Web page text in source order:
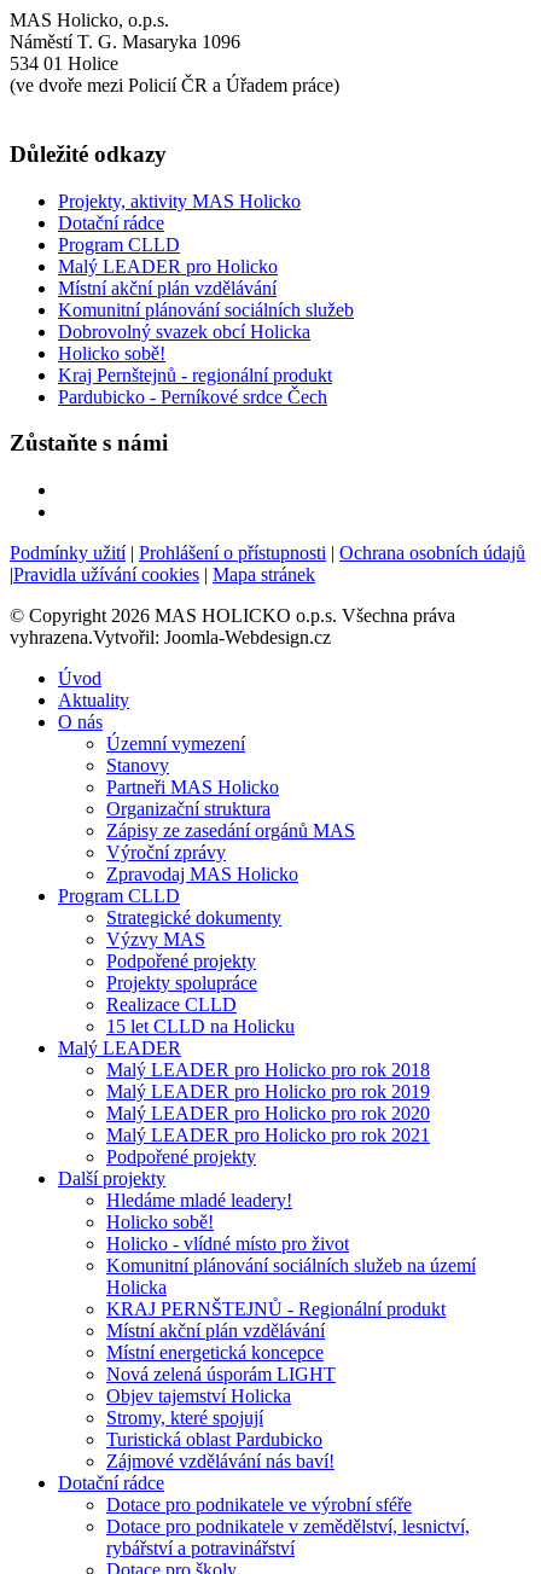
MAS Holicko, o.p.s.
Náměstí T. G. Masaryka 1096
534 01 Holice
(ve dvoře mezi Policií ČR a Úřadem práce)
Důležité odkazy
Projekty, aktivity MAS Holicko
Dotační rádce
Program CLLD
Malý LEADER pro Holicko
Místní akční plán vzdělávání
Komunitní plánování sociálních služeb
Dobrovolný svazek obcí Holicka
Holicko sobě!
Kraj Pernštejnů - regionální produkt
Pardubicko - Perníkové srdce Čech
Zůstaňte s námi
Podmínky užití| Prohlášení o přístupnosti | Ochrana osobních údajů
|Pravidla užívání cookies | Mapa stránek
© Copyright 2026 MAS HOLICKO o.p.s. Všechna práva
vyhrazena.Vytvořil: Joomla-Webdesign.cz
Úvod
Aktuality
O nás
Územní vymezení
Stanovy
Partneři MAS Holicko
Organizační struktura
Zápisy ze zasedání orgánů MAS
Výroční zprávy
Zpravodaj MAS Holicko
Program CLLD
Strategické dokumenty
Výzvy MAS
Podpořené projekty
Projekty spolupráce
Realizace CLLD
15 let CLLD na Holicku
Malý LEADER
Malý LEADER pro Holicko pro rok 2018
Malý LEADER pro Holicko pro rok 2019
Malý LEADER pro Holicko pro rok 2020
Malý LEADER pro Holicko pro rok 2021
Podpořené projekty
Další projekty
Hledáme mladé leadery!
Holicko sobě!
Holicko - vlídné místo pro život
Komunitní plánování sociálních služeb na území
Holicka
KRAJ PERNŠTEJNŮ - Regionální produkt
Místní akční plán vzdělávání
Místní energetická koncepce
Nová zelená úsporám LIGHT
Objev tajemství Holicka
Stromy, které spojují
Turistická oblast Pardubicko
Zájmové vzdělávání nás baví!
Dotační rádce
Dotace pro podnikatele ve výrobní sféře
Dotace pro podnikatele v zemědělství, lesnictví,
rybářství a potravinářství
Dotace pro školy